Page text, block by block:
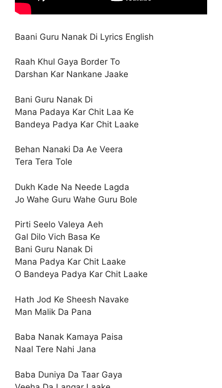
Baani Guru Nanak Di Lyrics English
Raah Khul Gaya Border To
Darshan Kar Nankane Jaake
Bani Guru Nanak Di
Mana Padaya Kar Chit Laa Ke
Bandeya Padya Kar Chit Laake
Behan Nanaki Da Ae Veera
Tera Tera Tole
Dukh Kade Na Neede Lagda
Jo Wahe Guru Wahe Guru Bole
Pirti Seelo Valeya Aeh
Gal Dilo Vich Basa Ke
Bani Guru Nanak Di
Mana Padya Kar Chit Laake
O Bandeya Padya Kar Chit Laake
Hath Jod Ke Sheesh Navake
Man Malik Da Pana
Baba Nanak Kamaya Paisa
Naal Tere Nahi Jana
Baba Duniya Da Taar Gaya